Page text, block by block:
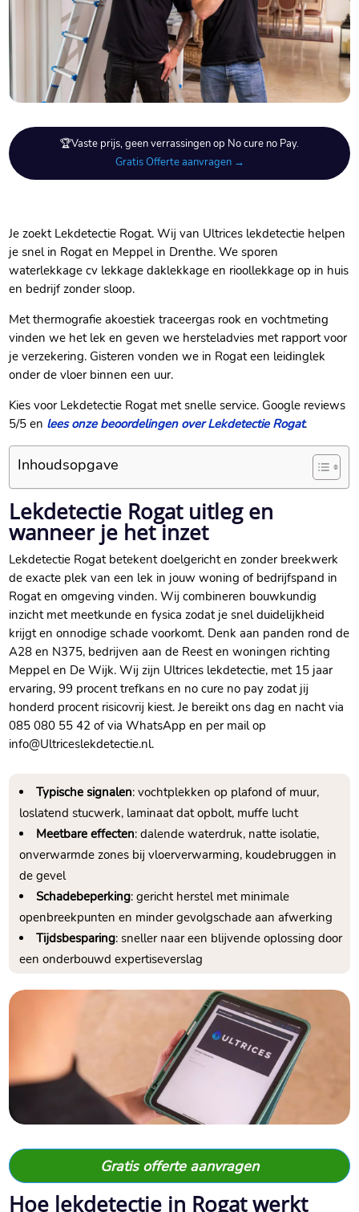
🏆Vaste prijs, geen verrassingen op No cure no Pay.
Gratis Offerte aanvragen →
Je zoekt Lekdetectie Rogat.​ Wij van Ultrices lekdetectie helpen
je snel in Rogat en Meppel in Drenthe.​ We sporen
waterlekkage cv lekkage daklekkage en rioollekkage op in huis
en bedrijf zonder sloop.​
Met thermografie akoestiek traceergas rook en vochtmeting
vinden we het lek en geven we hersteladvies met rapport voor
je verzekering.​ Gisteren vonden we in Rogat een leidinglek
onder de vloer binnen een uur.​
Kies voor Lekdetectie Rogat met snelle service.​ Google reviews
5/5 en lees onze beoordelingen over Lekdetectie Rogat.​
Inhoudsopgave
Lekdetectie Rogat uitleg en
wanneer je het inzet
Lekdetectie Rogat betekent doelgericht en zonder breekwerk
de exacte plek van een lek in jouw woning of bedrijfspand in
Rogat en omgeving vinden.​ Wij combineren bouwkundig
inzicht met meetkunde en fysica zodat je snel duidelijkheid
krijgt en onnodige schade voorkomt.​ Denk aan panden rond de
A28 en N375, bedrijven aan de Reest en woningen richting
Meppel en De Wijk.​ Wij zijn Ultrices lekdetectie, met 15 jaar
ervaring, 99 procent trefkans en no cure no pay zodat jij
honderd procent risicovrij kiest.​ Je bereikt ons dag en nacht via
085 080 55 42 of via WhatsApp en per mail op
info@Ultriceslekdetectie.​nl.​
Typische signalen: vochtplekken op plafond of muur,
loslatend stucwerk, laminaat dat opbolt, muffe lucht
Meetbare effecten: dalende waterdruk, natte isolatie,
onverwarmde zones bij vloerverwarming, koudebruggen in
de gevel
Schadebeperking: gericht herstel met minimale
openbreekpunten en minder gevolgschade aan afwerking
Tijdsbesparing: sneller naar een blijvende oplossing door
een onderbouwd expertiseverslag
Gratis offerte aanvragen
Hoe lekdetectie in Rogat werkt